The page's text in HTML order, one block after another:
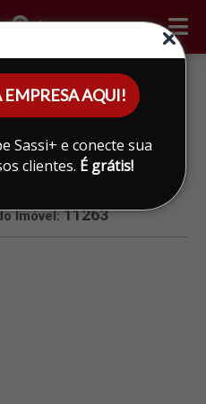
EMPRESA AQUI!
Sassi+ e conecte sua
clientes. É grátis!
ÁREA DO CLIENTE
EM BOA
Imóvel:11263